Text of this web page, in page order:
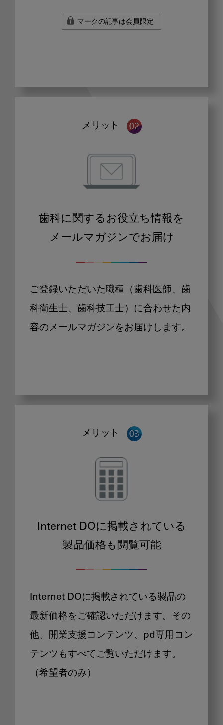
マークの記事は会員限定
メリット
歯科に関するお役立ち情報を
メールマガジンでお届け
ご登録いただいた職種（歯科医師、歯
科衛生士、歯科技工士）に合わせた内
容のメールマガジンをお届けします。
メリット
Internet DOに掲載されている
製品価格も閲覧可能
Internet DOに掲載されている製品の
最新価格をご確認いただけます。その
他、開業支援コンテンツ、pd専用コン
テンツもすべてご覧いただけます。
（希望者のみ）